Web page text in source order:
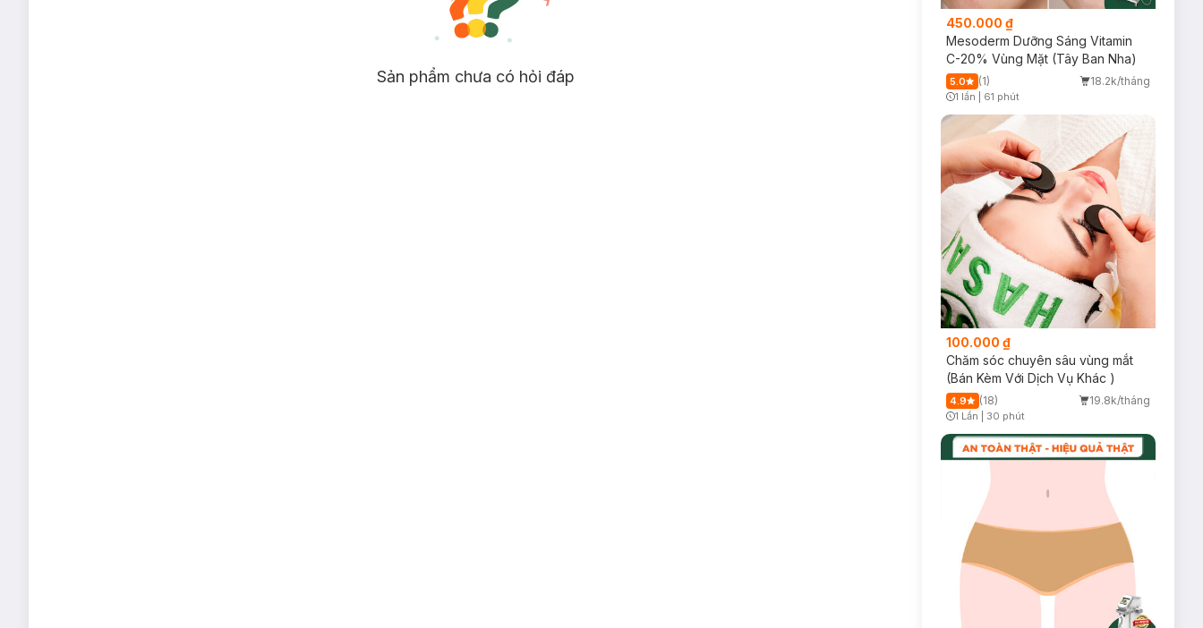
Sản phẩm chưa có hỏi đáp
450.000 ₫
Mesoderm Dưỡng Sáng Vitamin
C-20% Vùng Mặt (Tây Ban Nha)
5.0 (1) 18.2k/tháng
Timer Gray Icon
1 lần 61 phút
100.000 ₫
Chăm sóc chuyên sâu vùng mắt
(Bán Kèm Với Dịch Vụ Khác )
4.9 (18) 19.8k/tháng
1 Lần 30 phút